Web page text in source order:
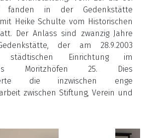
fanden in der Gedenkstätte
Heike Schulte vom Historischen
Der Anlass sind zwanzig Jahre
Gedenkstätte, der am 28.9.2003
städtischen Einrichtung im
Moritzhöfen 25. Dies
die inzwischen enge
zwischen Stiftung, Verein und